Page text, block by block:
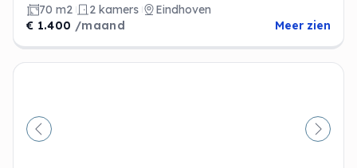
70 m2 2 kamers
Eindhoven
€ 1.400 /maand Meer zien
Vorige